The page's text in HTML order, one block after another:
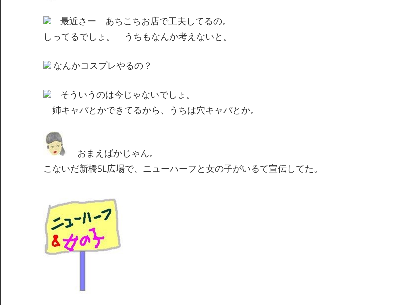
最近さー あちこちお店で工夫してるの。
しってるでしょ。 うちもなんか考えないと。
なんかコスプレやるの？
そういうのは今じゃないでしょ。
姉キャバとかできてるから、うちは穴キャバとか。
おまえばかじゃん。
こないだ新橋SL広場で、ニューハーフと女の子がいるて宣伝してた。